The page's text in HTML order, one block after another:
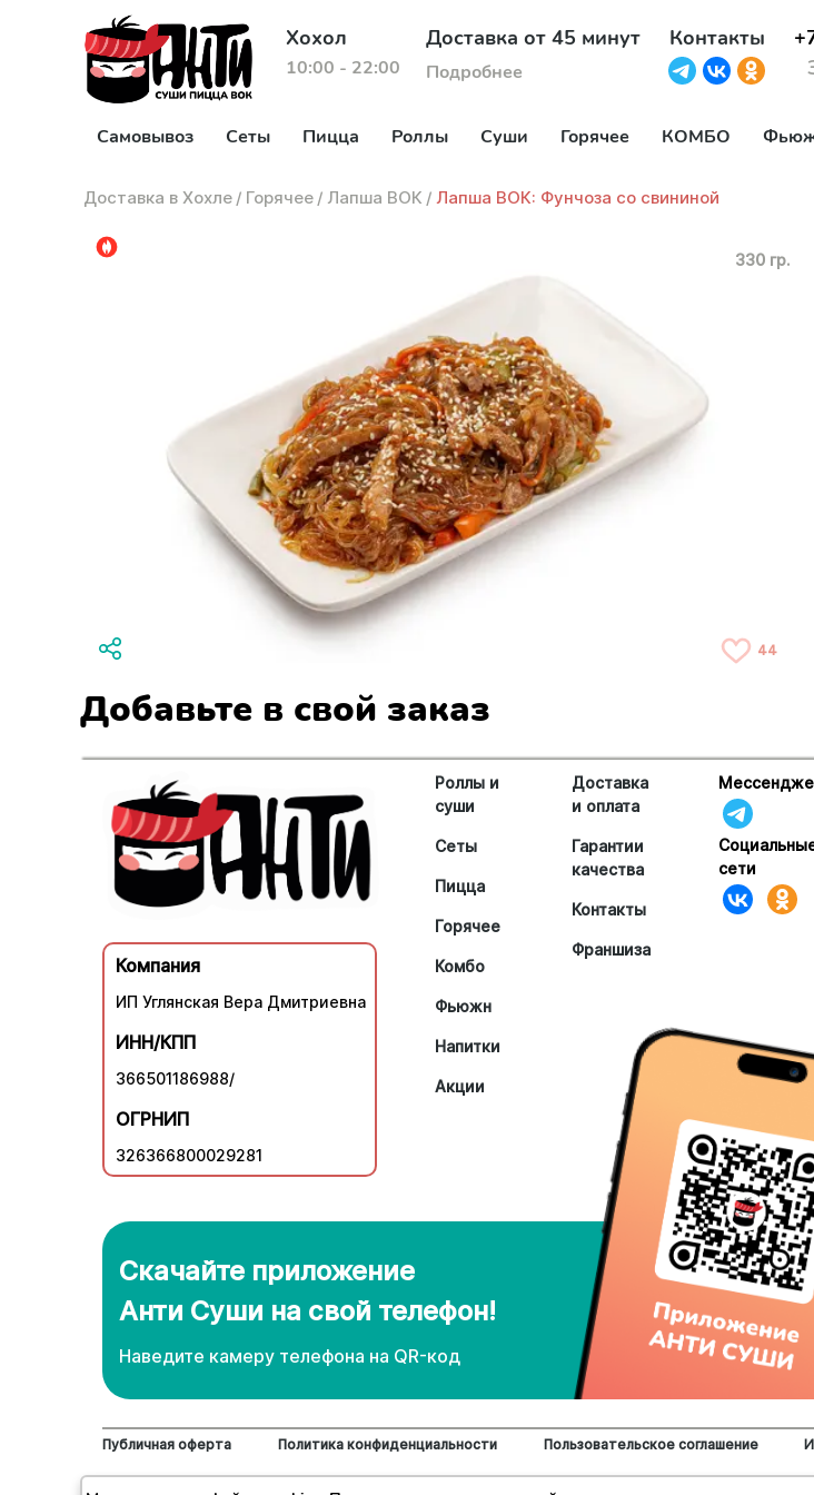
Хохол
10:00 - 22:00
Доставка от 45 минут
Подробнее
Контакты
Самовывоз Сеты Пицца Роллы Суши Горячее КОМБО
Доставка в Хохле / Горячее / Лапша ВОК / Лапша ВОК: Фунчоза со свининой
330 гр.
44
Добавьте в свой заказ
Компания
ИП Углянская Вера Дмитриевна
ИНН/КПП
366501186988/
ОГРНИП
326366800029281
Роллы и
суши
Сеты
Пицца
Горячее
Комбо
Фьюжн
Напитки
Акции
Доставка
и оплата
Гарантии
качества
Контакты
Франшиза
сети
Скачайте приложение
Анти Суши на свой телефон!
Наведите камеру телефона нa QR-код
Публичная оферта Политика конфиденциальности Пользовательское соглашение